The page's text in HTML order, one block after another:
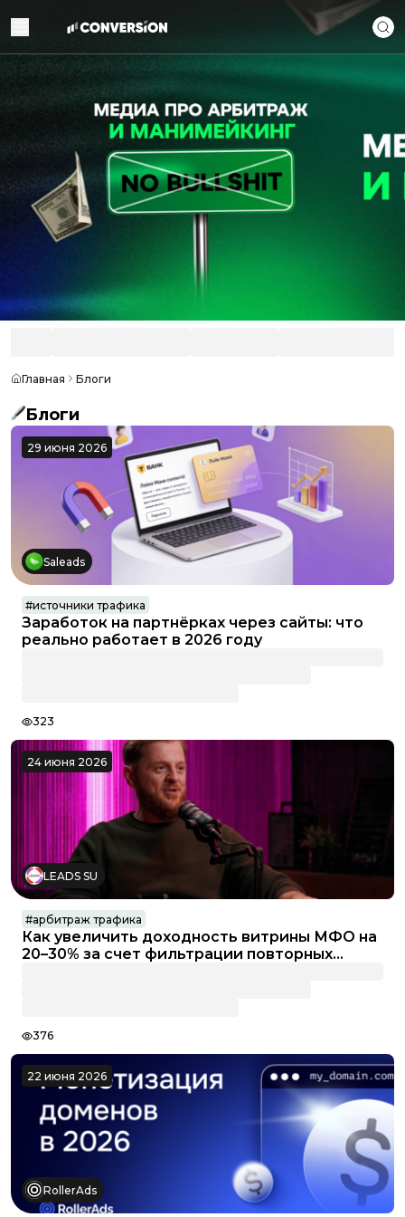
Главная Блоги
Блоги
29 июня 2026
Saleads
#источники трафика
Заработок на партнёрках через сайты: что
реально работает в 2026 году
323
24 июня 2026
LEADS SU
#арбитраж трафика
Как увеличить доходность витрины МФО на
20–30% за счет фильтрации повторных
376
22 июня 2026
RollerAds